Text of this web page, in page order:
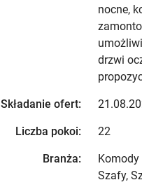
nocne,
drzwi
Składanie ofert:
Liczba pokoi: 22
Branża:
Szafy,